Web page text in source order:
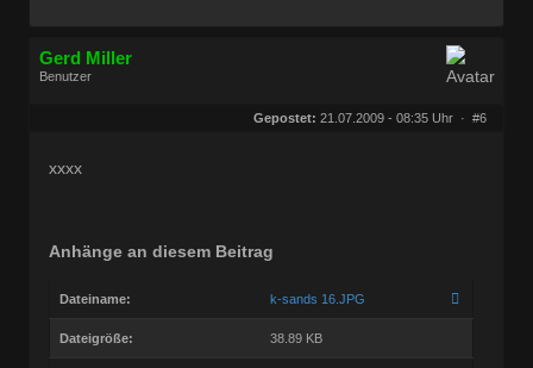
Gerd Miller
Benutzer
Gepostet: 21.07.2009 - 08:35 Uhr · #6
xxxx
Anhänge an diesem Beitrag
Dateiname: k-sands 16.JPG
Dateigröße: 38.89 KB